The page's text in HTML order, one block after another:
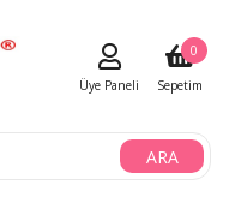
ARA
Üye Paneli Sepetim
0